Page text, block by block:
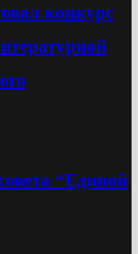
конкурс
“Единой